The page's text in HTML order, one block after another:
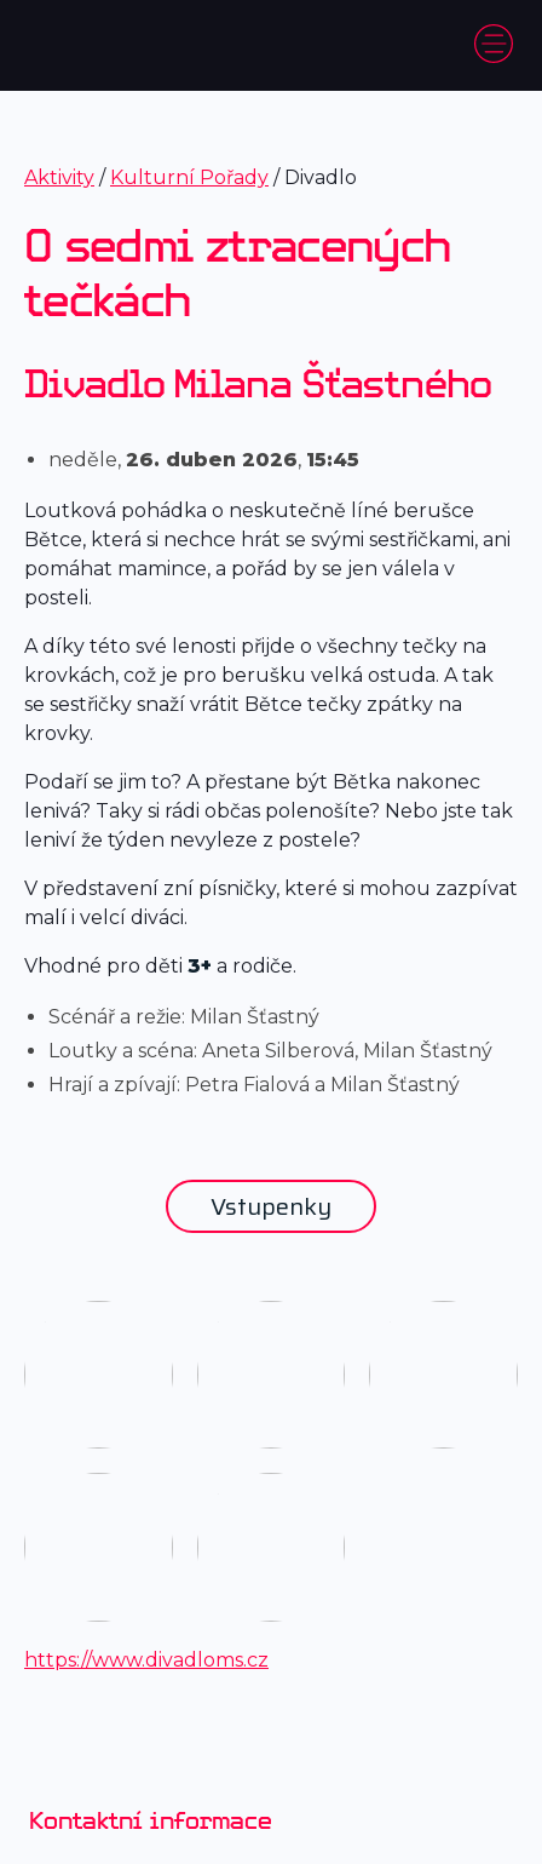
Aktivity / Kulturní Pořady / Divadlo
O sedmi ztracených
tečkách
Divadlo Milana Šťastného
neděle, 26. duben 2026, 15:45
Loutková pohádka o neskutečně líné berušce
Bětce, která si nechce hrát se svými sestřičkami, ani
pomáhat mamince, a pořád by se jen válela v
posteli.
A díky této své lenosti přijde o všechny tečky na
krovkách, což je pro berušku velká ostuda. A tak
se sestřičky snaží vrátit Bětce tečky zpátky na
krovky.
Podaří se jim to? A přestane být Bětka nakonec
lenivá? Taky si rádi občas polenošíte? Nebo jste tak
leniví že týden nevyleze z postele?
V představení zní písničky, které si mohou zazpívat
malí i velcí diváci.
Vhodné pro děti 3+ a rodiče.
Scénář a režie: Milan Šťastný
Loutky a scéna: Aneta Silberová, Milan Šťastný
Hrají a zpívají: Petra Fialová a Milan Šťastný
Vstupenky
https://www.divadloms.cz
Kontaktní informace